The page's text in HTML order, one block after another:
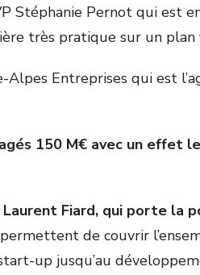
Stéphanie Pernot qui est
très pratique sur un plan
Entreprises qui est
150 M€ avec un effet
Fiard, qui porte la
de couvrir
up jusqu’au